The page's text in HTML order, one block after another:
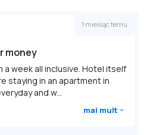
1 miesiąc temu
money
a week all inclusive. Hotel itself
staying in an apartment in
and w...
mai mult